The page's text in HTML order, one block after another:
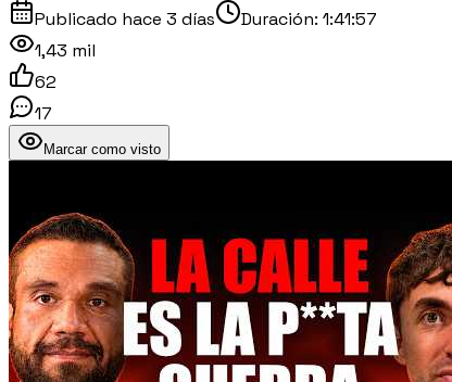
Publicado hace 3 días Duración: 1:41:57
1,43 mil
62
17
Marcar como visto